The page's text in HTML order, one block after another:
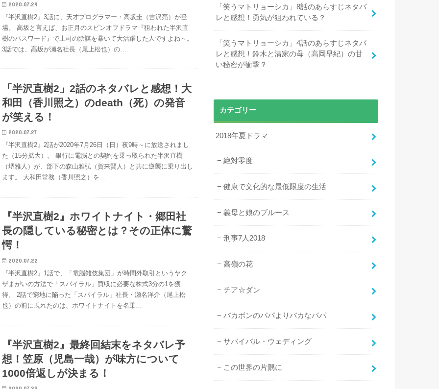
2020.07.29
『半沢直樹2』3話に、天才プログラマー・高坂圭（吉沢亮）が登
場。 高坂と言えば、お正月のスピンオフドラマ『狙われた半沢直
樹のパスワード』で上司の陰謀を暴いて大活躍した人ですよね～。
3話では、高坂が瀬名社長（尾上松也）の…
「半沢直樹2」2話のネタバレと感想！大
和田（香川照之）のdeath（死）の発音
が笑える！
2020.07.27
『半沢直樹2』2話が2020年7月26日（日）夜9時～に放送されまし
た（15分拡大）。 銀行に電脳との契約を乗っ取られた半沢直樹
（堺雅人）が、部下の森山雅弘（賀来賢人）と共に逆襲に乗り出し
ます。 大和田常務（香川照之）を…
『半沢直樹2』ホワイトナイト・郷田社
長の隠している秘密とは？その正体に驚
愕！
2020.07.22
『半沢直樹2』1話で、「電脳雑伎集団」が時間外取引というヤク
ザまがいの方法で「スパイラル」買収に必要な株式3分の1を獲
得。 2話で窮地に陥った「スパイラル」社長・瀬名洋介（尾上松
也）の前に現れたのは、ホワイトナイトを名乗…
『半沢直樹2』最終回結末をネタバレ予
想！笠原（児島一哉）が味方について
1000倍返しが決まる！
「笑うマトリョーシカ」8話のあらすじネタバ
レと感想！勇気が狙われている？
「笑うマトリョーシカ」4話のあらすじネタバ
レと感想！鈴木と清家の母（高岡早紀）の甘
い秘密が衝撃？
カテゴリー
2018年夏ドラマ
絶対零度
健康で文化的な最低限度の生活
義母と娘のブルース
刑事7人2018
高嶺の花
チア☆ダン
バカボンのパパよりバカなパパ
サバイバル・ウェディング
この世界の片隅に